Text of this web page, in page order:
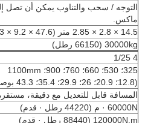
التوجه / سحب والتناوب يمكن أن تصل
ماكس.
14.5 × 2.8 × 2.85 متر (47.6 × 9.2 × 9.3 قدم)
30000kg (66150 رطل)
4 1/25
325؛ 530؛ 660؛ 760؛ 900؛ 1100mm
(12.8؛ 20.9؛ 26؛ 29.9؛ 35.4؛ 43.3 بوصة)
المسافة قابل للتعديل مع دقيقة،
60000N · م (44220 رطل · قدم)
120000N.m (88440 رطل · قدم)